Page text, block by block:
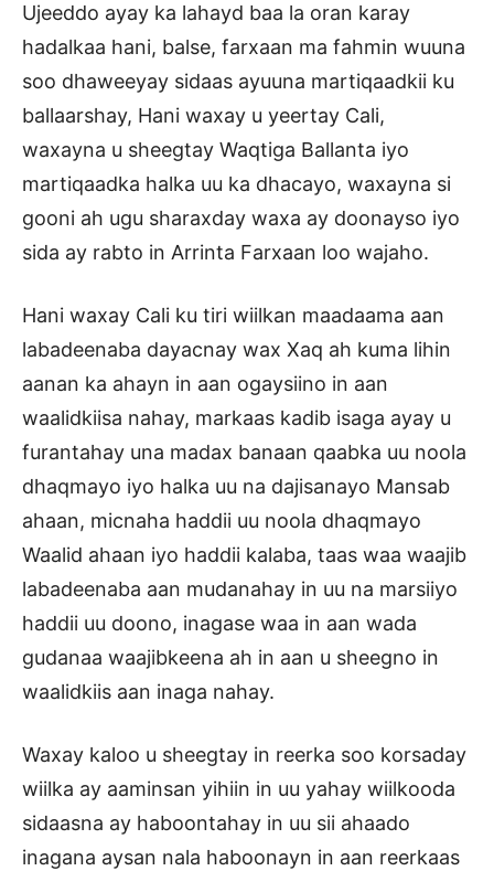
Ujeeddo ayay ka lahayd baa la oran karay
hadalkaa hani, balse, farxaan ma fahmin wuuna
soo dhaweeyay sidaas ayuuna martiqaadkii ku
ballaarshay, Hani waxay u yeertay Cali,
waxayna u sheegtay Waqtiga Ballanta iyo
martiqaadka halka uu ka dhacayo, waxayna si
gooni ah ugu sharaxday waxa ay doonayso iyo
sida ay rabto in Arrinta Farxaan loo wajaho.
Hani waxay Cali ku tiri wiilkan maadaama aan
labadeenaba dayacnay wax Xaq ah kuma lihin
aanan ka ahayn in aan ogaysiino in aan
waalidkiisa nahay, markaas kadib isaga ayay u
furantahay una madax banaan qaabka uu noola
dhaqmayo iyo halka uu na dajisanayo Mansab
ahaan, micnaha haddii uu noola dhaqmayo
Waalid ahaan iyo haddii kalaba, taas waa waajib
labadeenaba aan mudanahay in uu na marsiiyo
haddii uu doono, inagase waa in aan wada
gudanaa waajibkeena ah in aan u sheegno in
waalidkiis aan inaga nahay.
Waxay kaloo u sheegtay in reerka soo korsaday
wiilka ay aaminsan yihiin in uu yahay wiilkooda
sidaasna ay haboontahay in uu sii ahaado
inagana aysan nala haboonayn in aan reerkaas